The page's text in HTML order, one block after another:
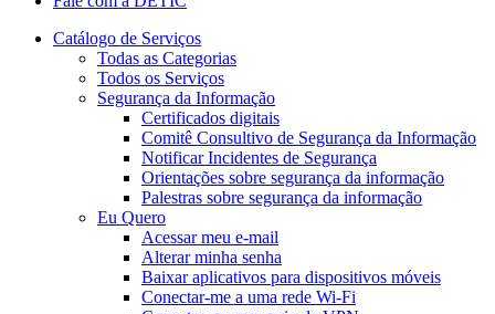
Catálogo de Serviços
Todas as Categorias
Todos os Serviços
Segurança da Informação
Certificados digitais
Comitê Consultivo de Segurança da Informação
Notificar Incidentes de Segurança
Orientações sobre segurança da informação
Palestras sobre segurança da informação
Eu Quero
Acessar meu e-mail
Alterar minha senha
Baixar aplicativos para dispositivos móveis
Conectar-me a uma rede Wi-Fi